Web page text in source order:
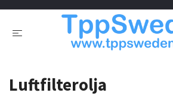
Luftfilterolja